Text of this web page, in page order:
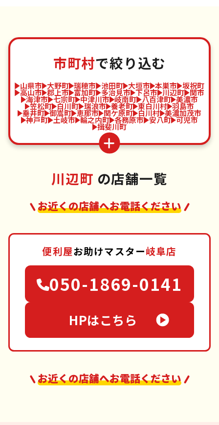
市町村で絞り込む
山県市 大野町 瑞穂市 池田町 大垣市 本巣市 坂祝町
高山市 郡上市 富加町 多治見市 下呂市 川辺町 関市
海津市 七宗町 中津川市 岐南町 八百津町 美濃市
笠松町 白川町 瑞浪市 養老町 東白川村 羽島市
垂井町 御嵩町 恵那市 関ケ原町 白川村 美濃加茂市
神戸町 土岐市 輪之内町 各務原市 安八町 可児市
揖斐川町
川辺町 の店舗一覧
お近くの店舗へお電話ください
便利屋お助けマスター岐阜店
050-1869-0141
HPはこちら
お近くの店舗へお電話ください